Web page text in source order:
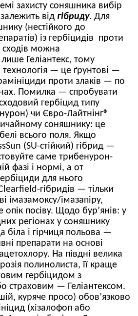
захисту соняшника вибір
від гібриду. Для
(нестійкого до
із гербіцидів проти
сходів можна
Геліантекс, тому
— це ґрунтові —
проти злаків — по
Помилка — спробувати
гербіцид типу
чи Євро-Лайтнінг®
соняшнику: це
всього поля. Якщо
(SU-стійкий) гібрид —
саме трибенурон-
фазі і нормі, а от
для нього
гібридів — тільки
імазамоксу/імазапіру,
посіву. Щодо бур’янів: у
регіонах у соняшнику
біла і гірчиця польова —
препарати на основі
На півдні велика
полинолиста, її краще
гербіцидом з
страховим — Геліантексом.
куряче просо) обов’язково
(хізалофоп або